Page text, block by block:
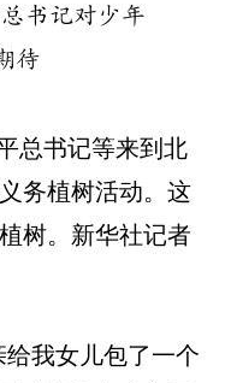
总书记等来到北
务植树活动。这
树。新华社记者
我女儿包了一个